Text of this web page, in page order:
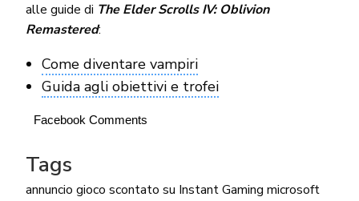
alle guide di The Elder Scrolls IV: Oblivion
Remastered:
Come diventare vampiri
Guida agli obiettivi e trofei
Facebook Comments
Tags
annuncio gioco scontato su Instant Gaming microsoft